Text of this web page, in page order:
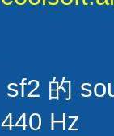
的
Hz